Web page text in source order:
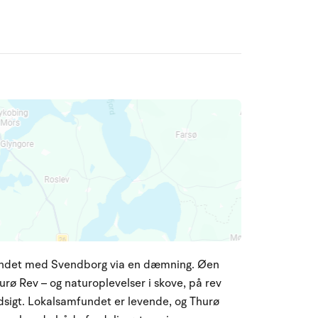
med Svendborg via en dæmning. Øen
Rev – og naturoplevelser i skove, på rev
Lokalsamfundet er levende, og Thurø